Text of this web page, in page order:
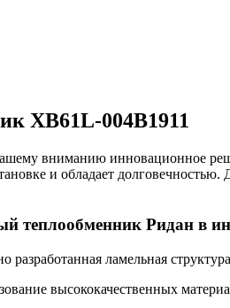
XB61L-004B1911
вниманию инновационное
и обладает
теплообменник Ридан в
разработанная ламельная
высококачественных